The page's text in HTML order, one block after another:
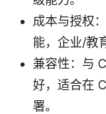
成本与授权
能，企业/教
兼容性：与
好，适合在
署。